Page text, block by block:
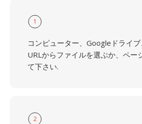
1
コンピューター、Googleドライブ
URLからファイルを選ぶか、ペー
て下さい.
2